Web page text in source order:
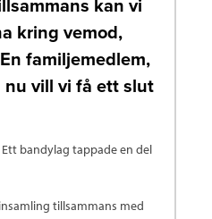
kan vi
kring vemod,
familjemedlem,
nu vill vi få ett slut
bandylag tappade en del
tillsammans med